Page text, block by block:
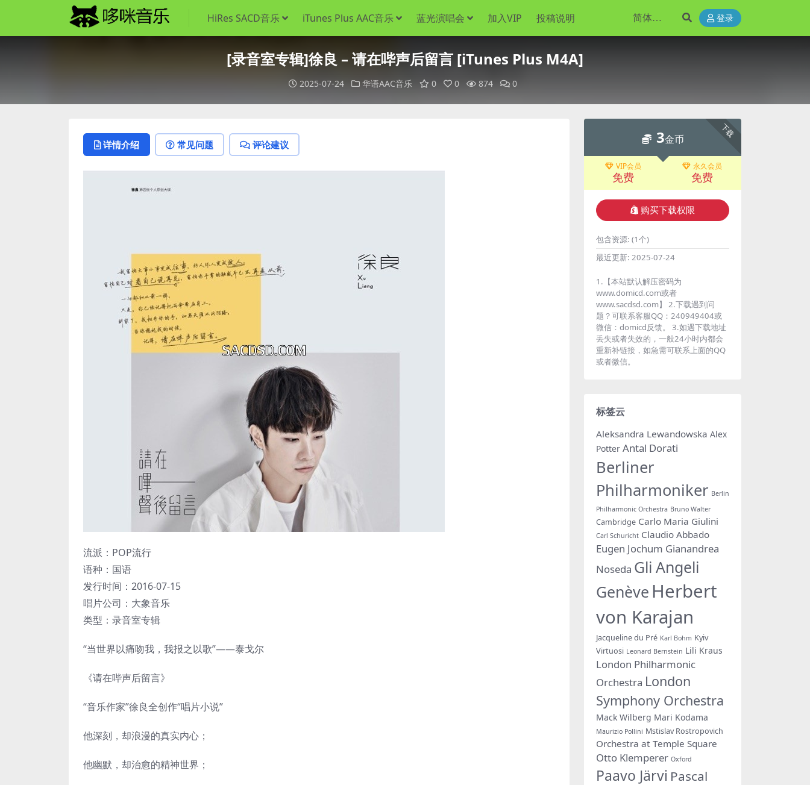
HiRes SACD音乐 iTunes Plus AAC音乐 蓝光演唱会 加入VIP 投稿说明 登录
[录音室专辑]徐良 – 请在哔声后留言 [iTunes Plus M4A]
2025-07-24 华语AAC音乐 0 0 874 0
详情介绍 常见问题 评论建议
流派：POP流行
语种：国语
发行时间：2016-07-15
唱片公司：大象音乐
类型：录音室专辑
“当世界以痛吻我，我报之以歌”——泰戈尔
《请在哔声后留言》
“音乐作家”徐良全创作“唱片小说”
他深刻，却浪漫的真实内心；
他幽默，却治愈的精神世界；
下载
3金币
VIP会员
免费
永久会员
免费
购买下载权限
包含资源: (1个)
最近更新: 2025-07-24
1.【本站默认解压密码为
www.domicd.com或者
www.sacdsd.com】 2.下载遇到问
题？可联系客服QQ：240949404或
微信：domicd反馈。 3.如遇下载地址
丢失或者失效的，一般24小时内都会
重新补链接，如急需可联系上面的QQ
或者微信。
标签云
Aleksandra Lewandowska Alex
Potter Antal Dorati
Berliner
Philharmoniker Berlin
Philharmonic Orchestra Bruno Walter
Cambridge Carlo Maria Giulini
Carl Schuricht Claudio Abbado
Eugen Jochum Gianandrea
Noseda Gli Angeli
Genève Herbert
von Karajan
Jacqueline du Pré Karl Bohm Kyiv
Virtuosi Leonard Bernstein Lili Kraus
London Philharmonic
Orchestra London
Symphony Orchestra
Mack Wilberg Mari Kodama
Maurizio Pollini Mstislav Rostropovich
Orchestra at Temple Square
Otto Klemperer Oxford
Paavo Järvi Pascal